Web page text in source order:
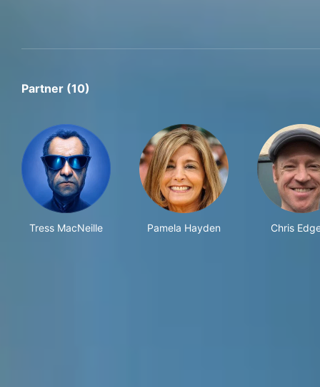
Partner (10)
Tress MacNeille Pamela Hayden Chris